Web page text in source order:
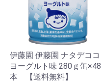
伊藤園 伊藤園 ナタデココ
ヨーグルト味 280ｇ缶×48
本 【送料無料】